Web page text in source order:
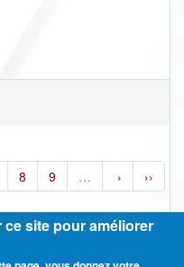
8 9 … › ››
site pour améliorer